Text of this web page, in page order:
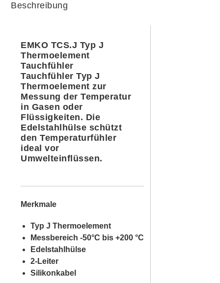
Beschreibung
EMKO TCS.J Typ J
Thermoelement
Tauchfühler
Tauchfühler Typ J
Thermoelement zur
Messung der Temperatur
in Gasen oder
Flüssigkeiten. Die
Edelstahlhülse schützt
den Temperaturfühler
ideal vor
Umwelteinflüssen.
Merkmale
Typ J Thermoelement
Messbereich -50°C bis +200 °C
Edelstahlhülse
2-Leiter
Silikonkabel